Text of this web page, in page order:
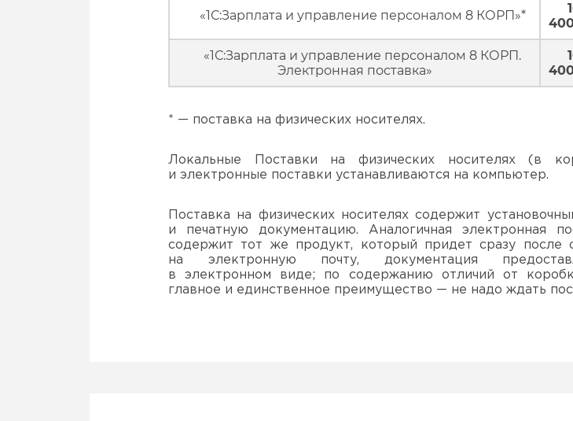
«1С:Зарплата и управление персоналом 8 КОРП»*
«1С:Зарплата и управление персоналом 8 КОРП.
Электронная поставка»
* — поставка на физических носителях.
Локальные Поставки на физических носителях (в
и электронные поставки устанавливаются на компьютер.
Поставка на физических носителях содержит
и печатную документацию. Аналогичная электронная
содержит тот же продукт, который придет сразу после
на электронную почту, документация
в электронном виде; по содержанию отличий от
главное и единственное преимущество — не надо ждать